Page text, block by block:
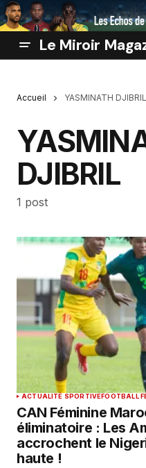
Le Miroir
Accueil YASMINATH DJIBRIL
DJIBRIL
1 post
ACTUALITÉ SPORTIVEFOOTBALL
CAN Féminine
éliminatoire : Les
accrochent le
haute !